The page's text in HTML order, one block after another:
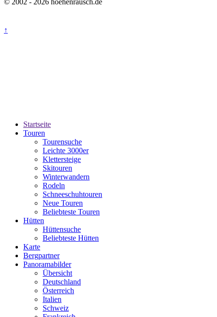
© 2002 - 2026 hoehenrausch.de
↑
Startseite
Touren
Tourensuche
Leichte 3000er
Klettersteige
Skitouren
Winterwandern
Rodeln
Schneeschuhtouren
Neue Touren
Beliebteste Touren
Hütten
Hüttensuche
Beliebteste Hütten
Karte
Bergpartner
Panoramabilder
Übersicht
Deutschland
Österreich
Italien
Schweiz